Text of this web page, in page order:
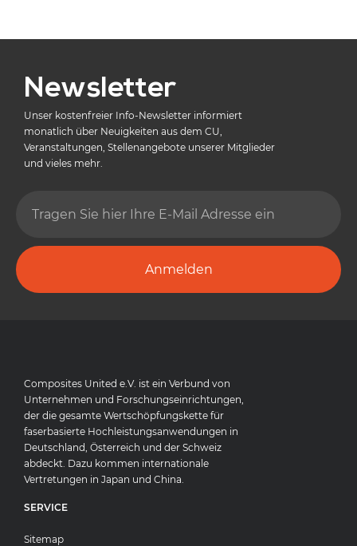
Newsletter
Unser kostenfreier Info-Newsletter informiert
monatlich über Neuigkeiten aus dem CU,
Veranstaltungen, Stellenangebote unserer Mitglieder
und vieles mehr.
Anmelden
Composites United e.V. ist ein Verbund von
Unternehmen und Forschungseinrichtungen,
der die gesamte Wertschöpfungskette für
faserbasierte Hochleistungsanwendungen in
Deutschland, Österreich und der Schweiz
abdeckt. Dazu kommen internationale
Vertretungen in Japan und China.
SERVICE
Sitemap